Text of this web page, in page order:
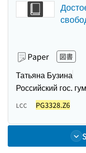
Paper 図書
Татьяна Бузина
Российский гос.
LCC PG3328.Z6